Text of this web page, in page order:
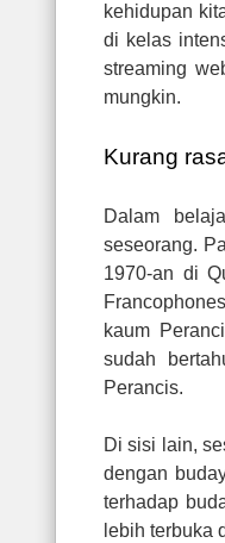
kehidupan
di kelas
streaming
mungkin.
Kurang
Dalam
seseorang.
1970-an di
kaum
sudah
Perancis.
Di sisi lain,
dengan
terhadap
lebih terbuka